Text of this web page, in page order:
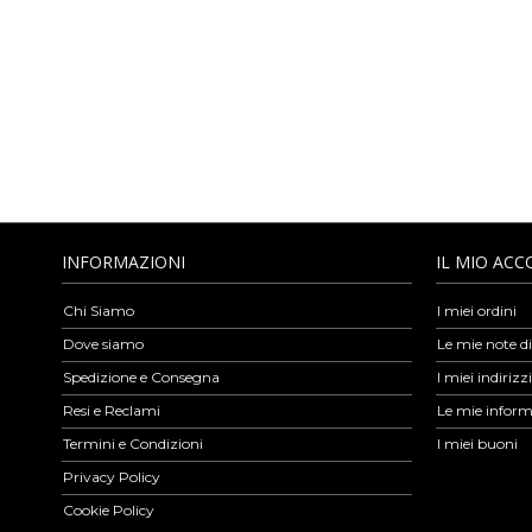
INFORMAZIONI
Chi Siamo
Dove siamo
Spedizione e Consegna
Resi e Reclami
Termini e Condizioni
Privacy Policy
Cookie Policy
IL MIO
I miei ordini
Le mie note
I miei indirizzi
Le mie
I miei buoni